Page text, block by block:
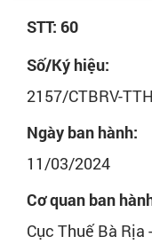
STT: 60
Số/Ký hiệu:
2157/CTBRV-
Ngày ban hành:
11/03/2024
Cơ quan ban
Cục Thuế Bà Rịa